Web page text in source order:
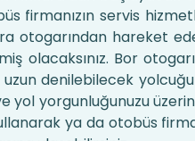
firmanızın servis
otogarından hareket
olacaksınız. Bor
uzun denilebilecek
yorgunluğunuzu
ya da otobüs